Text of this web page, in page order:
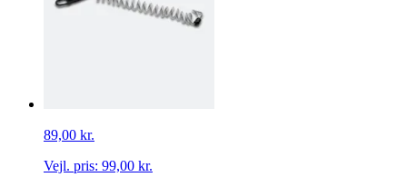
89,00 kr.
Vejl. pris: 99,00 kr.